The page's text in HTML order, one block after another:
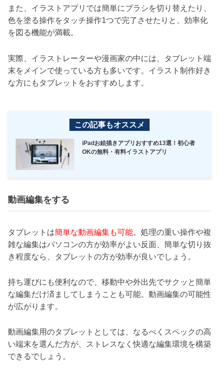
また、イラストアプリでは簡単にブラシを切り替えたり、
色を塗る操作をタッチ操作1つで完了させたりと、効率化
を図る機能が満載。
実際、イラストレーターや漫画家の中には、タブレット端
末をメインで使っている方も多いです。イラスト制作好き
な方にもタブレットをおすすめします。
この記事もオススメ
iPadお絵描きアプリおすすめ13選！初心者
OKの無料・有料イラストアプリ
動画編集をする
タブレットは簡単な動画編集も可能。処理の重い操作や複
雑な編集はパソコンの方が効率がよい反面、簡単な切り抜
き程度なら、タブレットの方が効率が良いでしょう。
持ち運びにも便利なので、移動中や外出先でサクッと簡単
な編集だけ済ましてしまうことも可能。動画編集の可能性
が広がります。
動画編集用のタブレットとしては、なるべくスペックの高
い端末を選んだ方が、ストレスなく快適な編集環境を構築
できるでしょう。